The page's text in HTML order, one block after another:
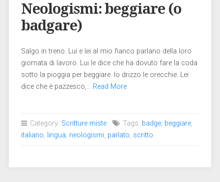
Neologismi: beggiare (o
badgare)
Salgo in treno. Lui e lei al mio fianco parlano della loro
giornata di lavoro. Lui le dice che ha dovuto fare la coda
sotto la pioggia per beggiare. Io drizzo le orecchie. Lei
dice che è pazzesco,… Read More
Category: Scritture miste Tags: badge, beggiare,
italiano, lingua, neologismi, parlato, scritto